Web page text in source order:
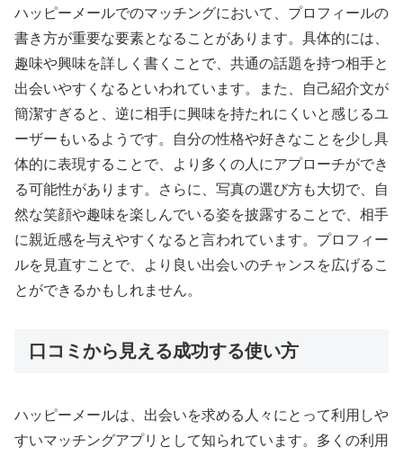
ハッピーメールでのマッチングにおいて、プロフィールの
書き方が重要な要素となることがあります。具体的には、
趣味や興味を詳しく書くことで、共通の話題を持つ相手と
出会いやすくなるといわれています。また、自己紹介文が
簡潔すぎると、逆に相手に興味を持たれにくいと感じるユ
ーザーもいるようです。自分の性格や好きなことを少し具
体的に表現することで、より多くの人にアプローチができ
る可能性があります。さらに、写真の選び方も大切で、自
然な笑顔や趣味を楽しんでいる姿を披露することで、相手
に親近感を与えやすくなると言われています。プロフィー
ルを見直すことで、より良い出会いのチャンスを広げるこ
とができるかもしれません。
口コミから見える成功する使い方
ハッピーメールは、出会いを求める人々にとって利用しや
すいマッチングアプリとして知られています。多くの利用